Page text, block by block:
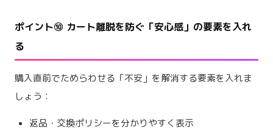
ポイント⑩ カート離脱を防ぐ「安心感」の要素を入れ
る
購入直前でためらわせる「不安」を解消する要素を入れま
しょう：
返品・交換ポリシーを分かりやすく表示